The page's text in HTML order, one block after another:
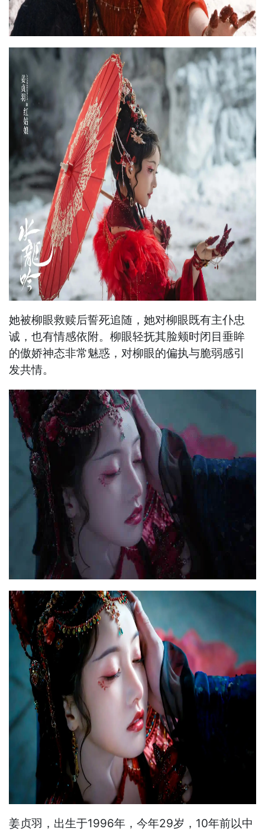
她被柳眼救赎后誓死追随，她对柳眼既有主仆忠
诚，也有情感依附。柳眼轻抚其脸颊时闭目垂眸
的傲娇神态非常魅惑，对柳眼的偏执与脆弱感引
发共情。
姜贞羽，出生于1996年，今年29岁，10年前以中